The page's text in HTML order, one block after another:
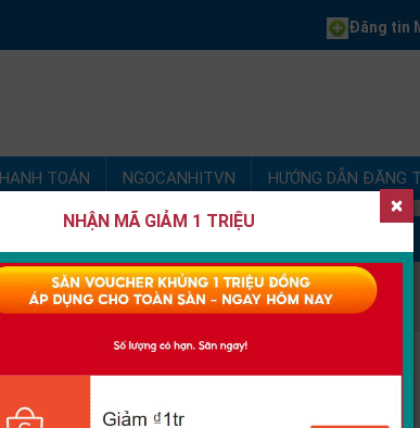
Đăng tin
TOÁN NGOCANHITVN HƯỚNG DẪN ĐĂNG
thiện thuật Phường Tân Lập
×
NHẬN MÃ GIẢM 1 TRIỆU